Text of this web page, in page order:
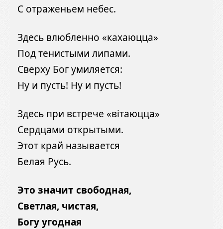
С отраженьем небес.
Здесь влюбленно «кахаюцца»
Под тенистыми липами.
Сверху Бог умиляется:
Ну и пусть! Ну и пусть!
Здесь при встрече «вiтаюцца»
Сердцами открытыми.
Этот край называется
Белая Русь.
Это значит свободная,
Светлая, чистая,
Богу угодная